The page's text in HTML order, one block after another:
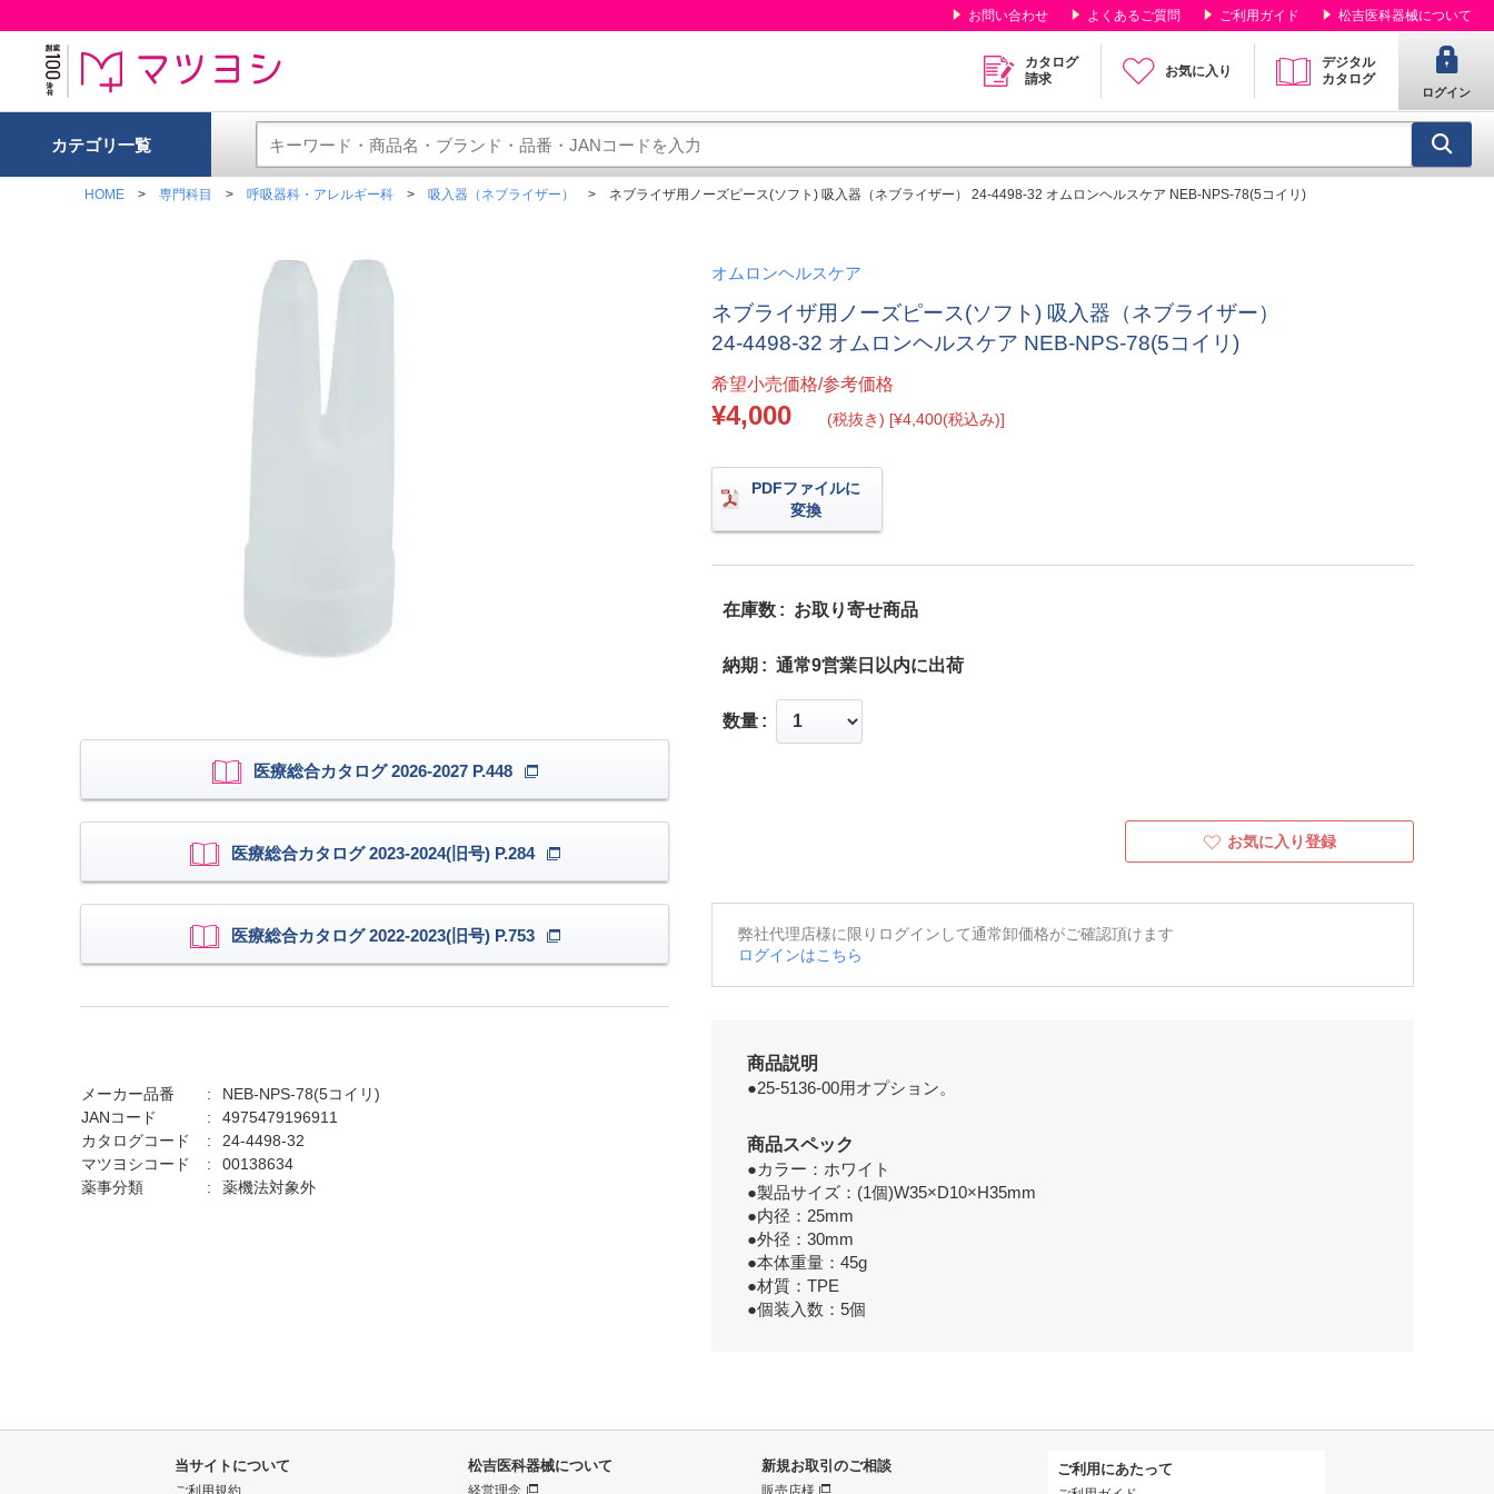
お問い合わせ よくあるご質問 ご利用ガイド 松吉医科器械について
カタログ
請求
お気に入り
デジタル
カタログ
ログイン
カテゴリ一覧
HOME 専門科目 呼吸器科・アレルギー科 吸入器（ネブライザー） ネブライザ用ノーズピース(ソフト) 吸入器（ネブライザー） 24-4498-32 オムロンヘルスケア NEB-NPS-78(5コイリ)
医療総合カタログ 2026-2027 P.448
医療総合カタログ 2023-2024(旧号) P.284
医療総合カタログ 2022-2023(旧号) P.753
メーカー品番
NEB-NPS-78(5コイリ)
JANコード
4975479196911
カタログコード
24-4498-32
マツヨシコード
00138634
薬事分類
薬機法対象外
オムロンヘルスケア
ネブライザ用ノーズピース(ソフト) 吸入器（ネブライザー）
24-4498-32 オムロンヘルスケア NEB-NPS-78(5コイリ)
希望小売価格/参考価格
¥4,000 (税抜き) [¥4,400(税込み)]
PDFファイルに
変換
在庫数 お取り寄せ商品
納期 通常9営業日以内に出荷
数量
お気に入り登録
弊社代理店様に限りログインして通常卸価格がご確認頂けます
ログインはこちら
商品説明
●25-5136-00用オプション。
商品スペック
●カラー：ホワイト
●製品サイズ：(1個)W35×D10×H35mm
●内径：25mm
●外径：30mm
●本体重量：45g
●材質：TPE
●個装入数：5個
当サイトについて
ご利用規約
松吉医科器械について
経営理念
新規お取引のご相談
販売店様
ご利用にあたって